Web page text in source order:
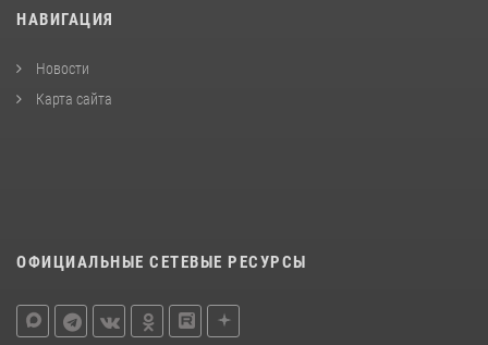
НАВИГАЦИЯ
Новости
Карта сайта
ОФИЦИАЛЬНЫЕ СЕТЕВЫЕ РЕСУРСЫ